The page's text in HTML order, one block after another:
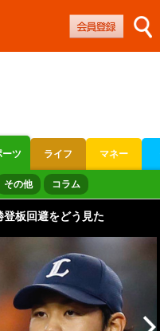
ーツ ライフ マネー
その他 コラム
板回避をどう見た